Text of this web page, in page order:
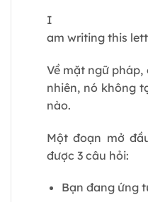
I
am writing this
Về mặt ngữ pháp,
nhiên, nó không
nào.
Một đoạn mở
được 3 câu hỏi:
Bạn đang ứng